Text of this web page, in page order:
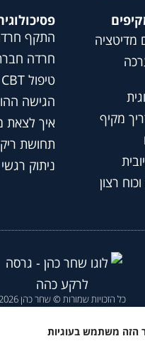
הזה משתמש בעוגיות
מדיטציה
מקיף
רצון
התקף
חרדה
טיפול CBT
הגישה
איך לצאת
תחושת
ניתוק רגשי
כל הזכויות שמורות © שחר כהן 2026
הצהרת נגישות|מדיניות פרטיות